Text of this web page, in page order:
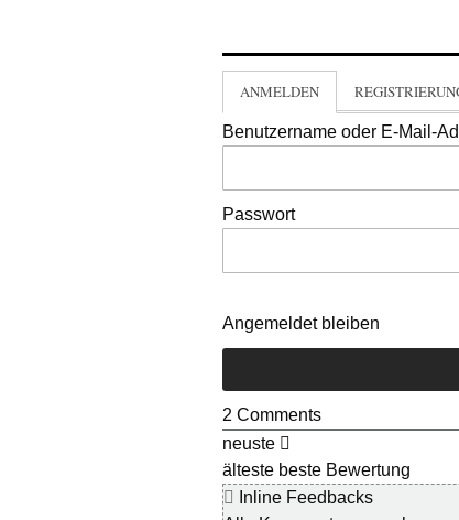
ANMELDEN
Benutzername oder E-Mail-
Passwort
Angemeldet bleiben
2 Comments
neuste
älteste beste Bewertung
Inline Feedbacks